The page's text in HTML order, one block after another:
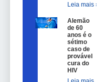
Leia mais »
Alemão
de 60
anos é o
sétimo
caso de
provável
cura do
HIV